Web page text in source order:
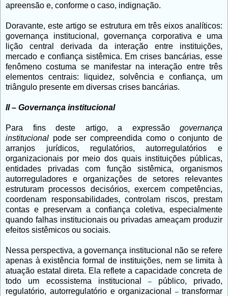
apreensão e, conforme o caso, indignação.
Doravante, este artigo se estrutura em três eixos analíticos:
governança institucional, governança corporativa e uma
lição central derivada da interação entre instituições,
mercado e confiança sistêmica. Em crises bancárias, esse
fenômeno costuma se manifestar na interação entre três
elementos centrais: liquidez, solvência e confiança, um
triângulo presente em diversas crises bancárias.
II – Governança institucional
Para fins deste artigo, a expressão governança
institucional pode ser compreendida como o conjunto de
arranjos jurídicos, regulatórios, autorregulatórios e
organizacionais por meio dos quais instituições públicas,
entidades privadas com função sistêmica, organismos
autorreguladores e organizações de setores relevantes
estruturam processos decisórios, exercem competências,
coordenam responsabilidades, controlam riscos, prestam
contas e preservam a confiança coletiva, especialmente
quando falhas institucionais ou privadas ameaçam produzir
efeitos sistêmicos ou sociais.
Nessa perspectiva, a governança institucional não se refere
apenas à existência formal de instituições, nem se limita à
atuação estatal direta. Ela reflete a capacidade concreta de
todo um ecossistema institucional–
público, privado,
regulatório, autorregulatório e organizacional–transformar